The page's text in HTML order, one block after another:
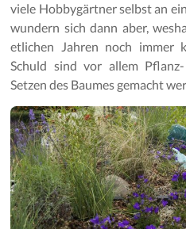
viele Hobbygärtner selbst an
wundern sich dann aber,
etlichen Jahren noch immer
Schuld sind vor allem
Setzen des Baumes gemacht